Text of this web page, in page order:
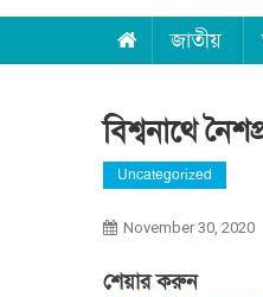
জাতীয়
বিশ্বনাথে
Uncategorized
November 30, 2020
শেয়ার করুন